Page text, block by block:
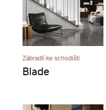
Zábradlí ke schodišti
Blade